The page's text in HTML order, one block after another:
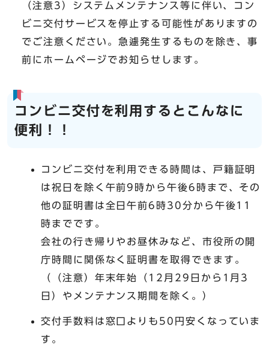
（注意3）システムメンテナンス等に伴い、コン
ビニ交付サービスを停止する可能性がありますの
でご注意ください。急遽発生するものを除き、事
前にホームページでお知らせします。
コンビニ交付を利用するとこんなに
便利！！
コンビニ交付を利用できる時間は、戸籍証明
は祝日を除く午前9時から午後6時まで、その
他の証明書は全日午前6時30分から午後11
時までです。
会社の行き帰りやお昼休みなど、市役所の開
庁時間に関係なく証明書を取得できます。
（（注意）年末年始（12月29日から1月3
日）やメンテナンス期間を除く。）
交付手数料は窓口よりも50円安くなっていま
す。